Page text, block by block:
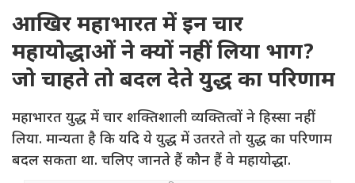
आखिर महाभारत में इन चार
महायोद्धाओं ने क्यों नहीं लिया भाग?
जो चाहते तो बदल देते युद्ध का परिणाम
महाभारत युद्ध में चार शक्तिशाली व्यक्तित्वों ने हिस्सा नहीं
लिया. मान्यता है कि यदि ये युद्ध में उतरते तो युद्ध का परिणाम
बदल सकता था. चलिए जानते हैं कौन हैं वे महायोद्धा.